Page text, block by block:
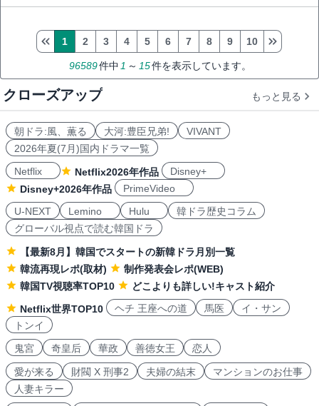
96589件中 1 ～ 15件を表示しています。
1 2 3 4 5 6 7 8 9 10
クローズアップ もっと見る
朝ドラ:風、薫る 大河:豊臣兄弟!
VIVANT
2026年夏(7月)国内ドラマ一覧
Netflix
Netflix2026年作品
Disney+
Disney+2026年作品
PrimeVideo
U-NEXT
Lemino Hulu
韓ドラ歴史コラム
グローバル視点で読む韓国ドラ
【最新8月】韓国でスタートの新韓ドラ月別一覧
韓流再現レポ(取材)
制作発表会レポ(WEB)
韓国TV視聴率TOP10
どこよりも詳しい!キャスト紹介
Netflix世界TOP10
ヘチ 王座への道 馬医
イ・サン
トンイ
鬼宮
奇皇后 華政 善徳女王 恋人
愛が来る 財閥 X 刑事2 夫婦の結末
マンションのお仕事
人妻キラー